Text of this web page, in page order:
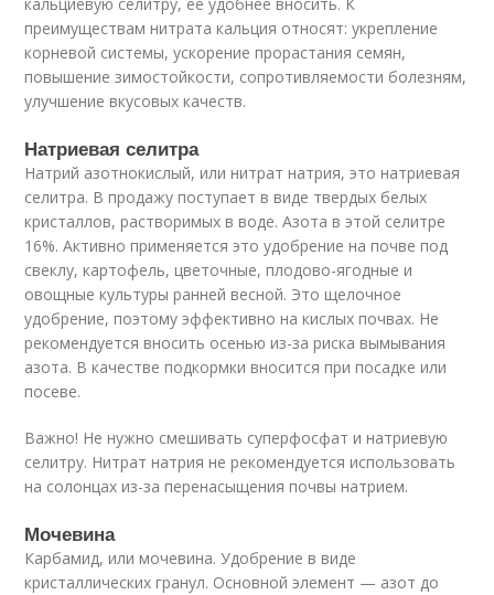
преимуществам нитрата кальция относят: укрепление
корневой системы, ускорение прорастания семян,
повышение зимостойкости, сопротивляемости болезням,
улучшение вкусовых качеств.
Натриевая селитра
Натрий азотнокислый, или нитрат натрия, это натриевая
селитра. В продажу поступает в виде твердых белых
кристаллов, растворимых в воде. Азота в этой селитре
16%. Активно применяется это удобрение на почве под
свеклу, картофель, цветочные, плодово-ягодные и
овощные культуры ранней весной. Это щелочное
удобрение, поэтому эффективно на кислых почвах. Не
рекомендуется вносить осенью из-за риска вымывания
азота. В качестве подкормки вносится при посадке или
посеве.
Важно! Не нужно смешивать суперфосфат и натриевую
селитру. Нитрат натрия не рекомендуется использовать
на солонцах из-за перенасыщения почвы натрием.
Мочевина
Карбамид, или мочевина. Удобрение в виде
кристаллических гранул. Основной элемент — азот до